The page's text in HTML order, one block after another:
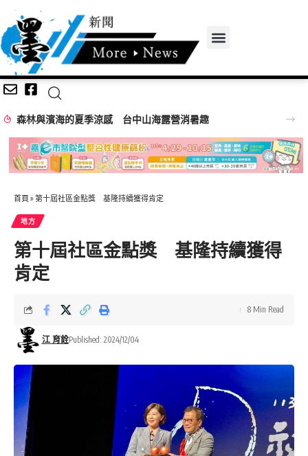
首頁 » 第十屆社區金點獎 基隆持續獲得肯定
地方
第十屆社區金點獎 基隆持續獲得
肯定
江 育銓Published: 2024/12/04
8 Min Read